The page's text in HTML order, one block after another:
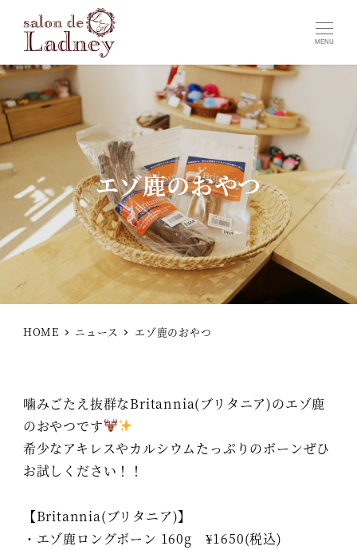
MENU
エゾ鹿のおやつ
HOME ニュース エゾ鹿のおやつ
噛みごたえ抜群なBritannia(ブリタニア)のエゾ鹿
のおやつです
希少なアキレスやカルシウムたっぷりのボーンぜひ
お試しください！！
【Britannia(ブリタニア)】
・エゾ鹿ロングボーン 160g ¥1650(税込)